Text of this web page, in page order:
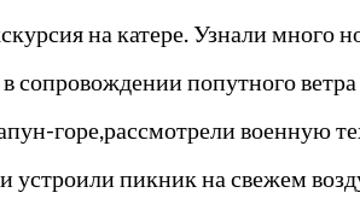
на катере. Узнали много
сопровождении попутного ветра
горе,рассмотрели военную
пикник на свежем